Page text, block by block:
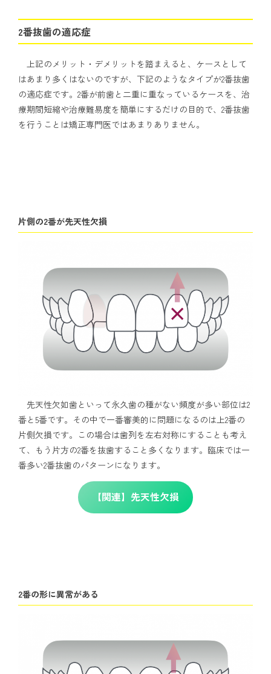
2番抜歯の適応症
上記のメリット・デメリットを踏まえると、ケースとして
はあまり多くはないのですが、下記のようなタイプが2番抜歯
の適応症です。2番が前歯と二重に重なっているケースを、治
療期間短縮や治療難易度を簡単にするだけの目的で、2番抜歯
を行うことは矯正専門医ではあまりありません。
片側の2番が先天性欠損
先天性欠如歯といって永久歯の種がない頻度が多い部位は2
番と5番です。その中で一番審美的に問題になるのは上2番の
片側欠損です。この場合は歯列を左右対称にすることも考え
て、もう片方の2番を抜歯すること多くなります。臨床では一
番多い2番抜歯のパターンになります。
【関連】先天性欠損
2番の形に異常がある